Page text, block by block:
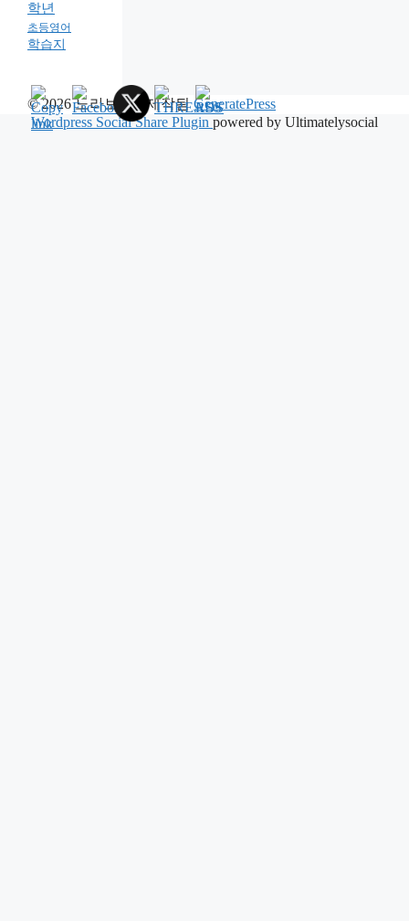
학년
초등영어
학습지
© 2026 노라보자• 제작됨GeneratePress
Wordpress Social Share Plugin powered by Ultimatelysocial